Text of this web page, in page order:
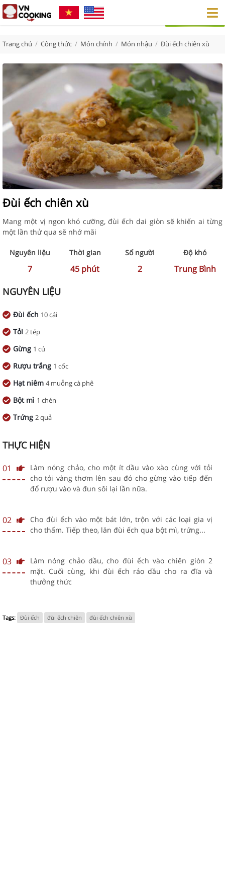
Trang chủ / Công thức / Món chính / Món nhậu / Đùi ếch chiên xù
Đùi ếch chiên xù
Mang một vị ngon khó cưỡng, đùi ếch dai giòn sẽ khiến ai từng
một lần thử qua sẽ nhớ mãi
Nguyên liệu
7
Thời gian
45 phút
Số người
2
Độ khó
Trung Bình
NGUYÊN LIỆU
Đùi ếch 10 cái
Tỏi 2 tép
Gừng 1 củ
Rượu trắng 1 cốc
Hạt niêm 4 muỗng cà phê
Bột mì 1 chén
Trứng 2 quả
THỰC HIỆN
01
Làm nóng chảo, cho một ít dầu vào xào cùng với tỏi
cho tỏi vàng thơm lên sau đó cho gừng vào tiếp đến
đổ rượu vào và đun sôi lại lần nữa.
02
Cho đùi ếch vào một bát lớn, trộn với các loại gia vị
cho thấm. Tiếp theo, lăn đùi ếch qua bột mì, trứng...
03
Làm nóng chảo dầu, cho đùi ếch vào chiên giòn 2
mặt. Cuối cùng, khi đùi ếch ráo dầu cho ra đĩa và
thưởng thức
Tags: Đùi ếch đùi ếch chiên đùi ếch chiên xù